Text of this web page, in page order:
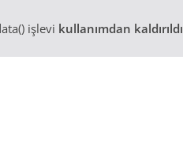
işlevi kullanımdan kaldırıldı